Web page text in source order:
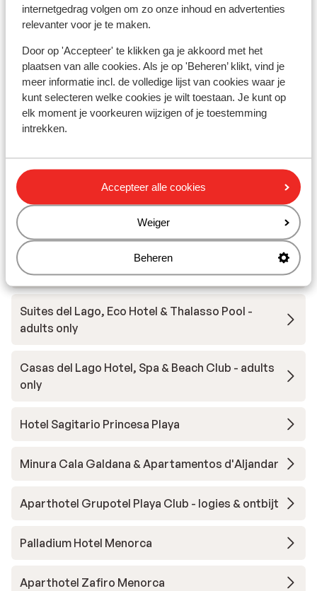
internetgedrag volgen om zo onze inhoud en advertenties
relevanter voor je te maken.
Door op 'Accepteer' te klikken ga je akkoord met het
plaatsen van alle cookies. Als je op 'Beheren’ klikt, vind je
meer informatie incl. de volledige lijst van cookies waar je
kunt selecteren welke cookies je wilt toestaan. Je kunt op
elk moment je voorkeuren wijzigen of je toestemming
intrekken.
Accepteer alle cookies
Weiger
Beheren
Winkels: 150 m
(Mini)supermarkt: 100 m
Apotheek: 400 m
Ook interessant voor jou
Andere accommodaties in Menorca
Royal Son Bou Family Club
Caramelo Marina Cala'n Bosch - adults only
Suites del Lago, Eco Hotel & Thalasso Pool -
adults only
Casas del Lago Hotel, Spa & Beach Club - adults
only
Hotel Sagitario Princesa Playa
Minura Cala Galdana & Apartamentos d'Aljandar
Aparthotel Grupotel Playa Club - logies & ontbijt
Palladium Hotel Menorca
Aparthotel Zafiro Menorca